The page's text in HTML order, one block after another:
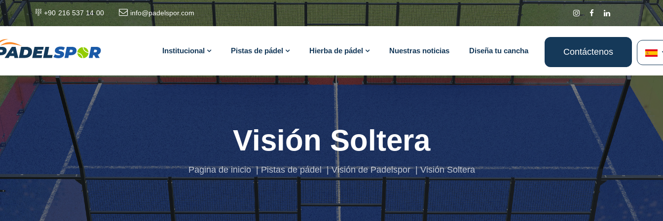
+90 216 537 14 00 info@padelspor.com
Institucional Pistas de pádel Hierba de pádel Nuestras noticias Diseña tu cancha Contáctenos
Visión Soltera
Pagina de inicio Pistas de pádel Visión de Padelspor Visión Soltera